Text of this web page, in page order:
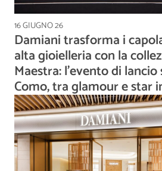
16 GIUGNO 26
Damiani trasforma i
alta gioielleria con la
Maestra: l'evento di lancio
Como, tra glamour e star